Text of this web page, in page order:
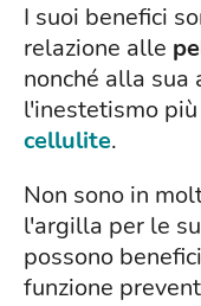
I suoi benefici
relazione alle
nonché alla sua
l'inestetismo
cellulite.
Non sono in
l'argilla per le
possono
funzione